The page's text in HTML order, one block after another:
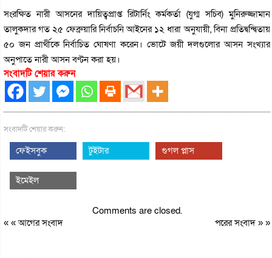
সংরক্ষিত নারী আসনের দায়িত্বপ্রাপ্ত রিটার্নিং কর্মকর্তা (যুগ্ম সচিব) মুনিরুজ্জামান
তালুকদার গত ২৫ ফেব্রুয়ারি নির্বাচনি আইনের ১২ ধারা অনুযায়ী, বিনা প্রতিদ্বন্দ্বিতায়
৫০ জন প্রার্থীকে নির্বাচিত ঘোষণা করেন। ভোটে জয়ী দলগুলোর আসন সংখ্যার
অনুপাতে নারী আসন বণ্টন করা হয়।
সংবাদটি শেয়ার করুন
সংবাদটি শেয়ার করুন:
ফেইসবুক টুইটার গুগল প্লাস
ইমেইল
Comments are closed.
« «আগের সংবাদ পরের সংবাদ» »